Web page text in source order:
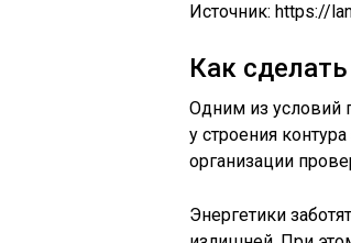
Источник: https://
Как
Одним из условий
у строения
организации
Энергетики